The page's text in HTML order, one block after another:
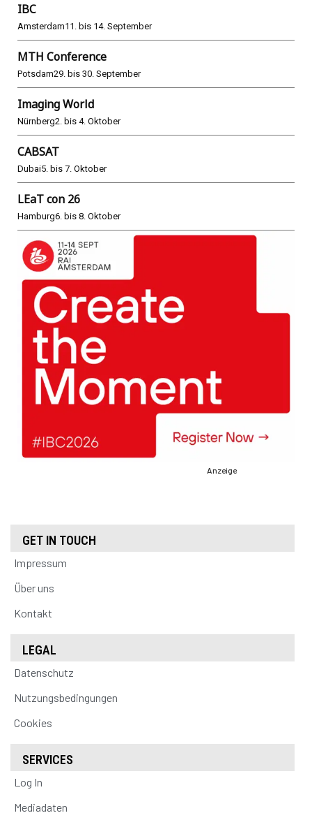
IBC
Amsterdam11. bis 14. September
MTH Conference
Potsdam29. bis 30. September
Imaging World
Nürnberg2. bis 4. Oktober
CABSAT
Dubai5. bis 7. Oktober
LEaT con 26
Hamburg6. bis 8. Oktober
Anzeige
GET IN TOUCH
Impressum
Über uns
Kontakt
LEGAL
Datenschutz
Nutzungsbedingungen
Cookies
SERVICES
Log In
Mediadaten